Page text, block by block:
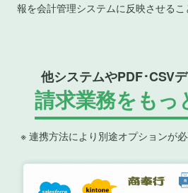
報を会計管理システムに反映させるこ
他システムやPDF･CSV
請求業務をもっ
※ 連携方法により別途オプションが